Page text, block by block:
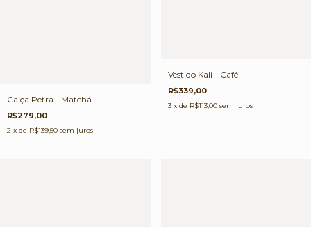
Calça Petra - Matchá
R$279,00
2 x de R$139,50 sem juros
Vestido Kali - Café
R$339,00
3 x de R$113,00 sem juros